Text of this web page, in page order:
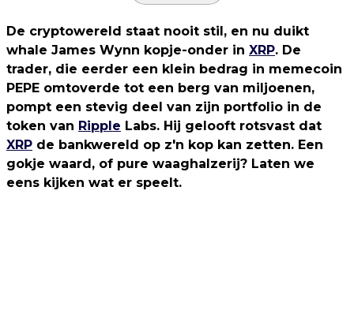
De cryptowereld staat nooit stil, en nu duikt
whale James Wynn kopje-onder in XRP. De
trader, die eerder een klein bedrag in memecoin
PEPE omtoverde tot een berg van miljoenen,
pompt een stevig deel van zijn portfolio in de
token van Ripple Labs. Hij gelooft rotsvast dat
XRP de bankwereld op z'n kop kan zetten. Een
gokje waard, of pure waaghalzerij? Laten we
eens kijken wat er speelt.